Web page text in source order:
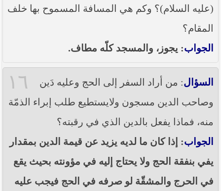
(عليه السلام)؟ وكم هي المسافة المسموح بها خلف
المقام؟
الجواب: يجوز، والمسجد كلّه مطاف.
١٦ السؤال: من أراد السفر إلى الحج وعليه دَين
وصاحب الدين مسجون ولايستطيع طلب إبراء الذمّة
منه، فماذا يفعل بالدين الذي في رقبته؟
الجواب: إذا كان ما لديه يزيد عن قيمة الدين بمقدار
يفي بنفقة الحج ولا يحتاج إليه في مؤونته بحيث يقع
في الحرج والمشقّة لو صرفه في الحج فيجب عليه